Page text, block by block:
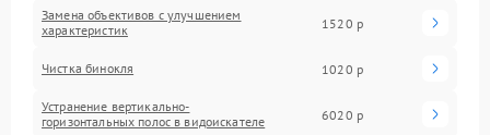
Замена объективов с улучшением
характеристик
1520 р
Чистка бинокля 1020 р
Устранение вертикально-
горизонтальных полос в видоискателе
6020 р